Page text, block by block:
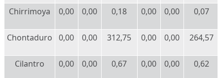
Chirrimoya 0,00 0,00 0,18 0,00 0,00 0,07
Chontaduro 0,00 0,00 312,75 0,00 0,00 264,57
Cilantro 0,00 0,00 0,67 0,00 0,00 0,62